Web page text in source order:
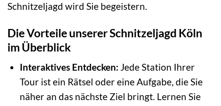
Schnitzeljagd wird Sie begeistern.
Die Vorteile unserer Schnitzeljagd Köln
im Überblick
Interaktives Entdecken: Jede Station Ihrer
Tour ist ein Rätsel oder eine Aufgabe, die Sie
näher an das nächste Ziel bringt. Lernen Sie